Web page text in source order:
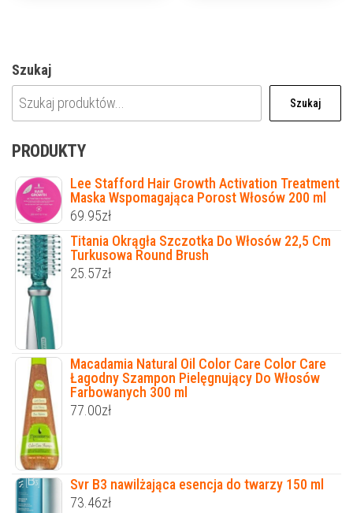
Szukaj
Szukaj
PRODUKTY
Lee Stafford Hair Growth Activation Treatment
Maska Wspomagająca Porost Włosów 200 ml
69.95zł
Titania Okrągła Szczotka Do Włosów 22,5 Cm
Turkusowa Round Brush
25.57zł
Macadamia Natural Oil Color Care Color Care
Łagodny Szampon Pielęgnujący Do Włosów
Farbowanych 300 ml
77.00zł
Svr B3 nawilżająca esencja do twarzy 150 ml
73.46zł